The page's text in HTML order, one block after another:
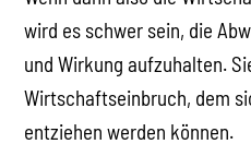
Worten: Im kapitalistischen
den Ruin.
Öl ins Feuer